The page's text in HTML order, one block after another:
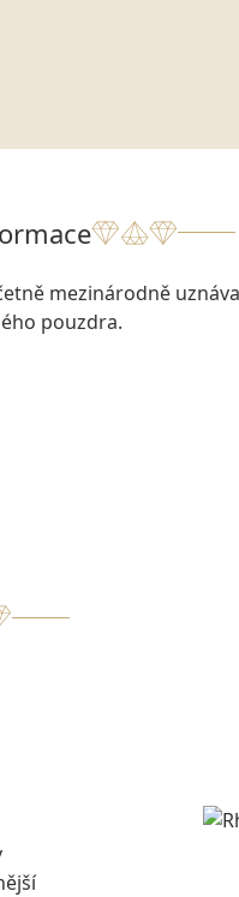
mezinárodně
pouzdra.